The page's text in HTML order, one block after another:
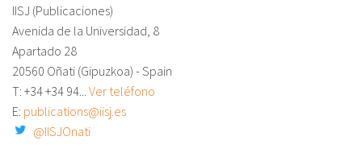
IISJ (Publicaciones)
Avenida de la Universidad, 8
Apartado 28
20560 Oñati (Gipuzkoa) - Spain
T: +34+34 94... Ver teléfono
E: publications@iisj.es
@IISJOnati